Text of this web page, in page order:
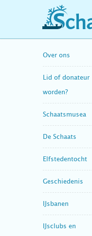
Over ons
Lid of donateur
worden?
Schaatsmusea
De Schaats
Elfstedentocht
Geschiedenis
IJsbanen
IJsclubs en